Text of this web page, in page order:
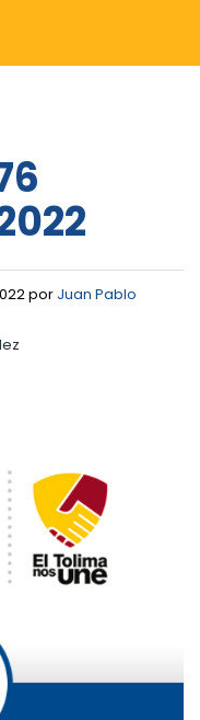
por Juan Pablo